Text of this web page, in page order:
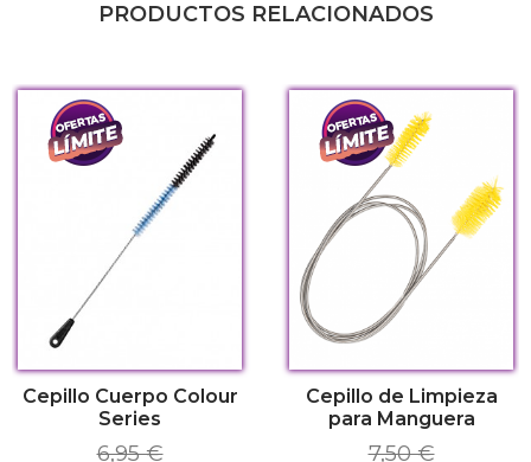
PRODUCTOS RELACIONADOS
Cepillo Cuerpo Colour
Series
6,95 €
Cepillo de Limpieza
para Manguera
7,50 €